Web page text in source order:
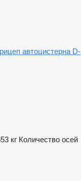
автоцистерна D-
кг Количество осей